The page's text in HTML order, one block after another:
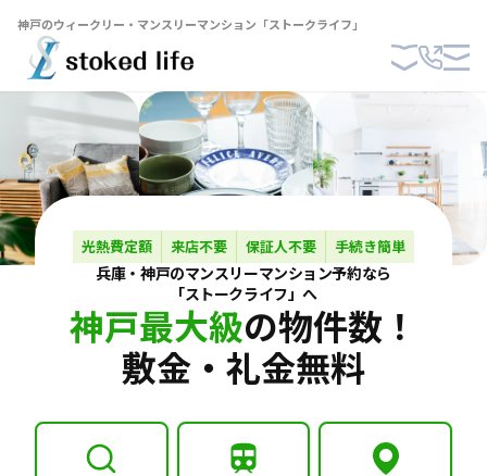
神戸のウィークリー・マンスリーマンション「ストークライフ」
光熱費定額 来店不要 保証人不要 手続き簡単
兵庫・神戸のマンスリーマンション予約なら
「ストークライフ」へ
神戸最大級の物件数！
敷金・礼金無料